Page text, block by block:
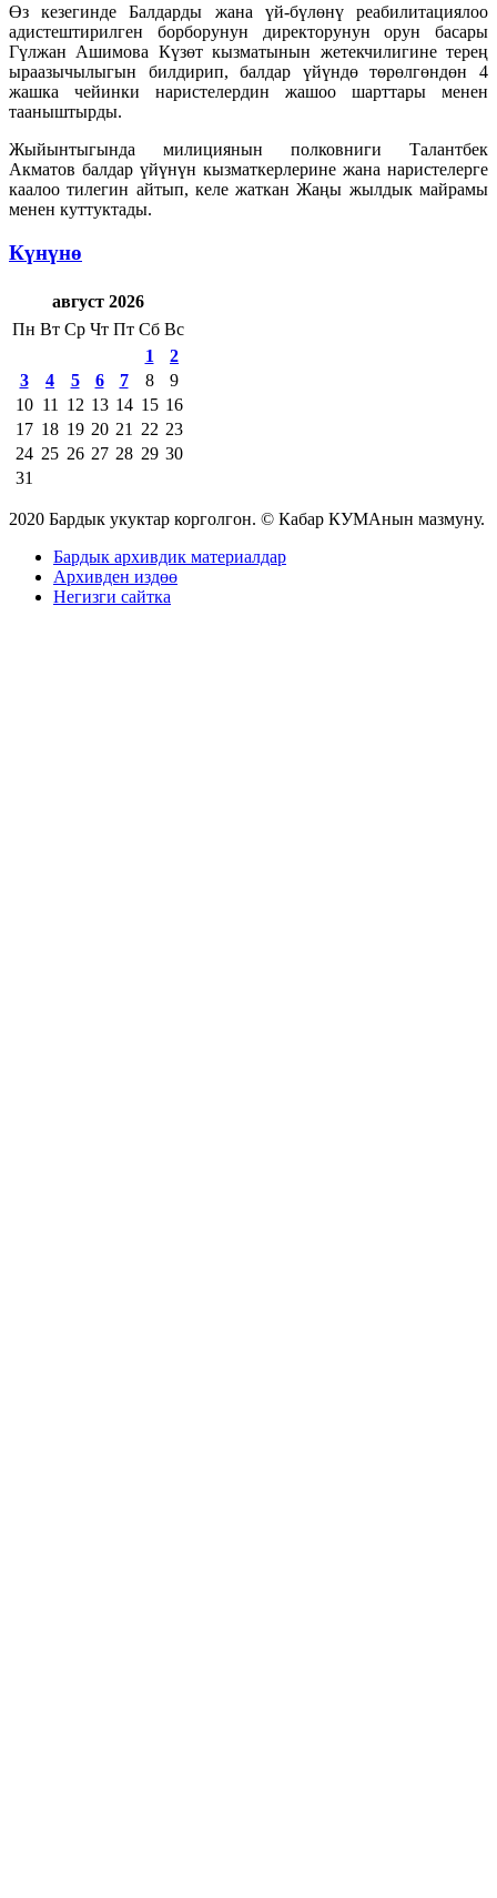
Өз кезегинде Балдарды жана үй-бүлөнү реабилитациялоо
адистештирилген борборунун директорунун орун басары
Гүлжан Ашимова Күзөт кызматынын жетекчилигине терең
ыраазычылыгын билдирип, балдар үйүндө төрөлгөндөн 4
жашка чейинки наристелердин жашоо шарттары менен
тааныштырды.
Жыйынтыгында милициянын полковниги Талантбек
Акматов балдар үйүнүн кызматкерлерине жана наристелерге
каалоо тилегин айтып, келе жаткан Жаңы жылдык майрамы
менен куттуктады.
Күнүнө
август 2026
Пн Вт Ср Чт Пт Сб Вс
1
2
3
4 5 6 7 8
9
10 11 12 13 14 15 16
17 18 19 20 21 22 23
24 25 26 27 28 29 30
31
2020 Бардык укуктар корголгон. © Кабар КУМАнын мазмуну.
Бардык архивдик материалдар
Архивден издөө
Негизги сайтка